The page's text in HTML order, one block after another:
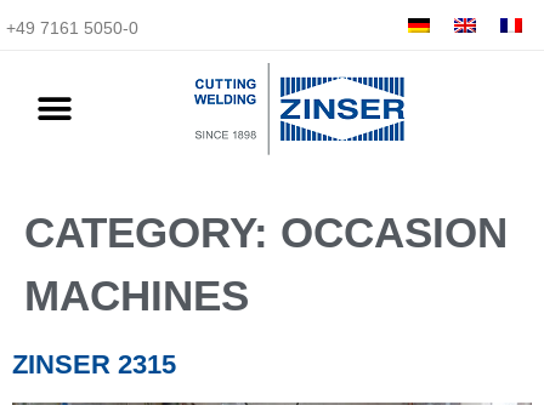
+49 7161 5050-0
CATEGORY: OCCASION
MACHINES
ZINSER 2315